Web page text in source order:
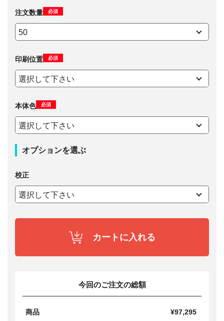
注文数量 必須
印刷位置 必須
本体色 必須
オプションを選ぶ
校正
カートに入れる
今回のご注文の総額
商品
¥97,295